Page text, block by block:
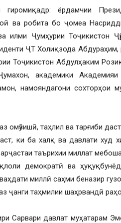
ёрдамчии
ва робита бо ҷомеа
илми Ҷумҳурии Тоҷикистон
ҶТ Холиқзода Абдураҳим,
Тоҷикистон Абдулҳаким
академики
намояндагони сохторҳои
таҳлил ва тарғиби
ки ба халқ ва давлати худ
таърихии миллат
демократӣ ва
миллӣ саҳми беназир
ҷанги таҳмилии шаҳрвандӣ
Сарвари давлат муҳатарам